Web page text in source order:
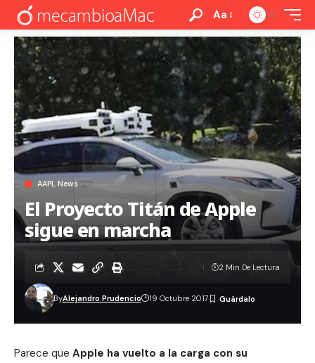
Aa
AAPL News
El Proyecto Titán de Apple
sigue en marcha
ByAlejandro Prudencio 19 Octubre 2017
2 Min De Lectura
Parece que Apple ha vuelto a la carga con su